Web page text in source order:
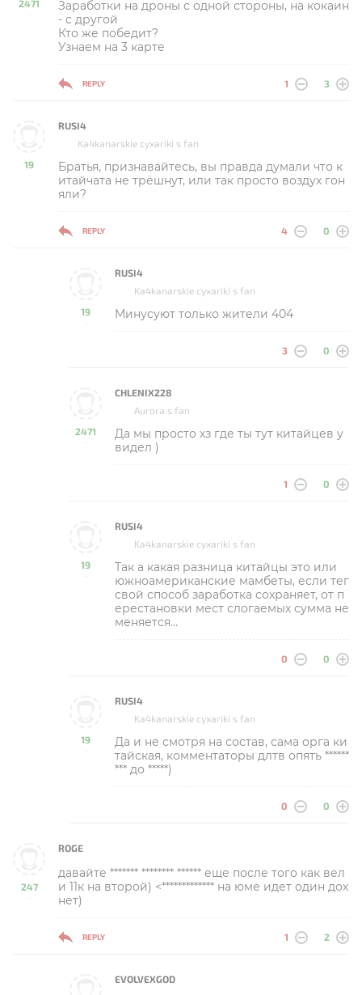
2471
-
Заработки на дроны с одной стороны, на кокаин
- с другой
Кто же победит?
Узнаем на 3 карте
REPLY 1 3
19
-
RUSI4
Ka4kanarskie cyxariki s fan
Братья, признавайтесь, вы правда думали что к
итайчата не трёшнут, или так просто воздух гон
яли?
REPLY 4 0
19
-
RUSI4
Ka4kanarskie cyxariki s fan
Минусуют только жители 404
3 0
2471
-
CHLENIX228
Aurora s fan
Да мы просто хз где ты тут китайцев у
видел )
1 0
19
-
RUSI4
Ka4kanarskie cyxariki s fan
Так а какая разница китайцы это или
южноамериканские мамбеты, если тег
свой способ заработка сохраняет, от п
ерестановки мест слогаемых сумма не
меняется…
0 0
19
-
RUSI4
Ka4kanarskie cyxariki s fan
Да и не смотря на состав, сама орга ки
тайская, комментаторы длтв опять ******
*** до *****)
0 0
247
-
ROGE
давайте ******* ******** ****** еще после того как вел
и 11к на второй) <************* на юме идет один дох
нет)
REPLY 1 2
EVOLVEXGOD